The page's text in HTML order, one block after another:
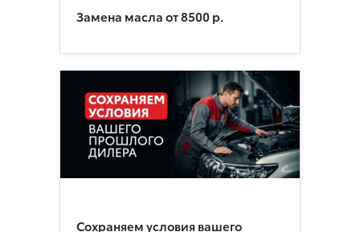
Замена масла от 8500 р.
Сохраняем условия вашего